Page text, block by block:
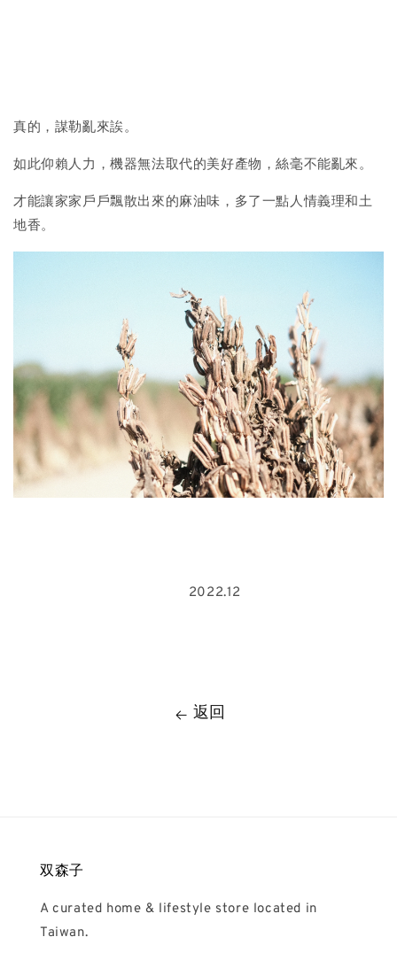
真的， 謀勒亂來誒。
如此仰賴人力，機器無法取代的美好產物，絲毫不能亂來。
才能讓家家戶戶飄散出來的麻油味，多了一點人情義理和土
地香。
2022.12
返回
双森子
A curated home & lifestyle store located in
Taiwan.